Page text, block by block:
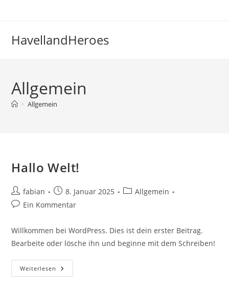
HavellandHeroes
Allgemein
> Allgemein
Hallo Welt!
Beitrags-
Autor:
fabian
Beitrag
veröffentlicht:
8. Januar 2025
Beitrags-
Allgemein
Beitrags-
Ein Kommentar
Willkommen bei WordPress. Dies ist dein erster Beitrag.
Bearbeite oder lösche ihn und beginne mit dem Schreiben!
Weiterlesen Hallo
Welt!